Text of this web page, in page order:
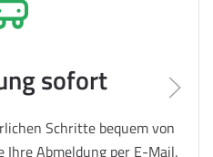
sofort
Schritte bequem von
Ihre Abmeldung per E-Mail.